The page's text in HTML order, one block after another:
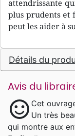
attendrissante
plus prudents et
peut les aider à
Détails du
Avis du
sentiment_satisfied Cet
Un très
qui montre aux